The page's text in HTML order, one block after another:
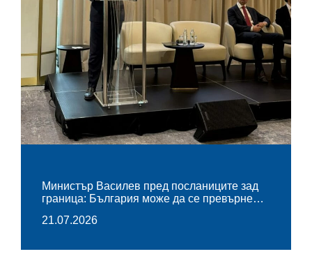
Министър Василев пред посланиците зад
граница: България може да се превърне…
21.07.2026